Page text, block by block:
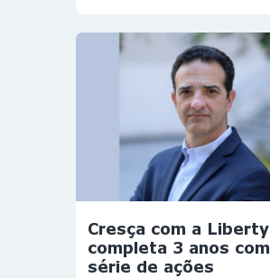
Cresça com a Liberty
completa 3 anos com
série de ações